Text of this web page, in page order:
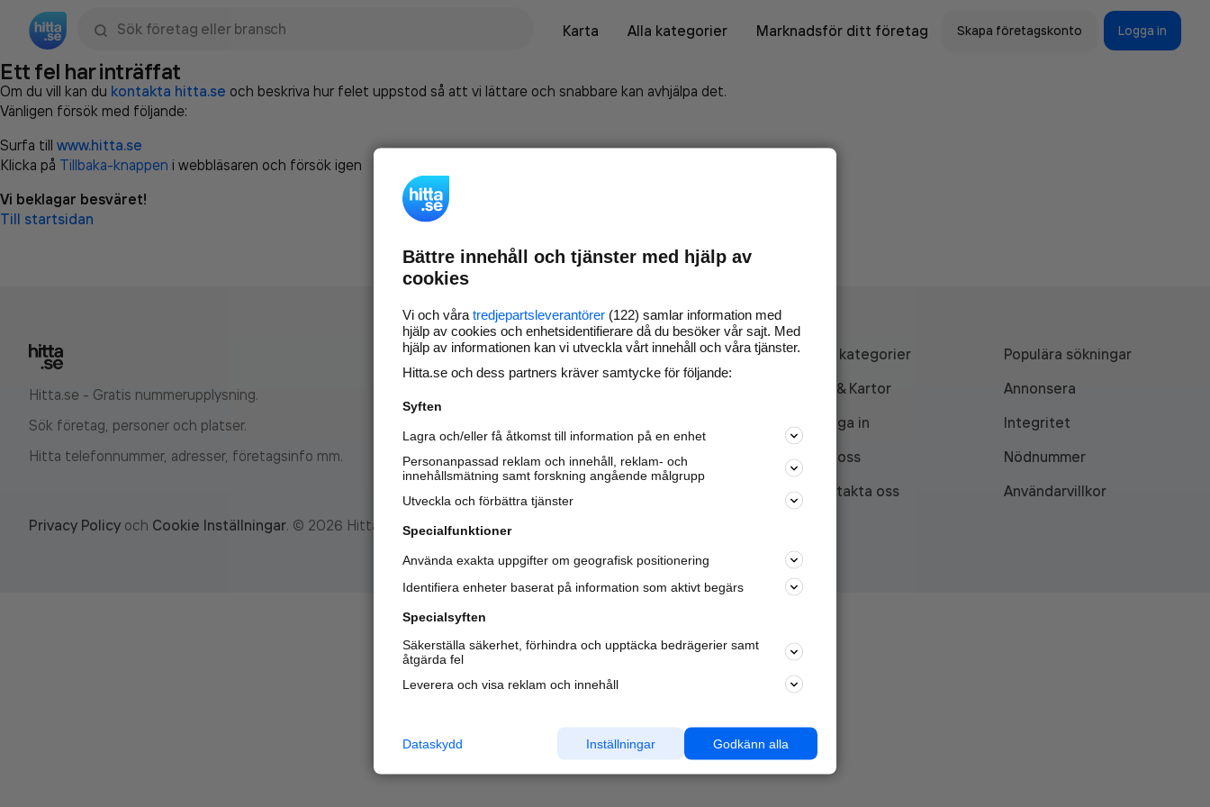
Karta
Alla kategorier Marknadsför ditt företag Skapa företagskonto Logga in
Ett fel har inträffat
Om du vill kan du kontakta hitta.se och beskriva hur felet uppstod så att vi lättare och snabbare kan avhjälpa det.
Vänligen försök med följande:
Surfa till www.hitta.se
Klicka på Tillbaka-knappen i webbläsaren och försök igen
Vi beklagar besväret!
Till startsidan
Hitta.se - Gratis nummerupplysning.
Sök företag, personer och platser.
Hitta telefonnummer, adresser, företagsinfo mm.
Marknadsför företaget på
nya kunder och
samarbetspartners nära dig.
Läs mer här
Alla kategorier
Populära sökningar
API & Kartor
Annonsera
Logga in
Integritet
Om oss
Nödnummer
Kontakta oss
Användarvillkor
Privacy Policy och Cookie Inställningar. © 2026 Hitta.se
Bättre innehåll och tjänster med hjälp av
cookies
Vi och våra tredjepartsleverantörer (122) samlar information med
hjälp av cookies och enhetsidentifierare då du besöker vår sajt. Med
hjälp av informationen kan vi utveckla vårt innehåll och våra tjänster.
Hitta.se och dess partners kräver samtycke för följande:
Syften
Lagra och/eller få åtkomst till information på en enhet
Personanpassad reklam och innehåll, reklam- och
innehållsmätning samt forskning angående målgrupp
Utveckla och förbättra tjänster
Specialfunktioner
Använda exakta uppgifter om geografisk positionering
Identifiera enheter baserat på information som aktivt begärs
Specialsyften
Säkerställa säkerhet, förhindra och upptäcka bedrägerier samt
åtgärda fel
Leverera och visa reklam och innehåll
Godkänn alla
Inställningar
Dataskydd